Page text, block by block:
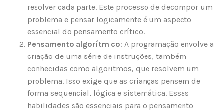
resolver cada parte. Este processo de decompor um
problema e pensar logicamente é um aspecto
essencial do pensamento crítico.
Pensamento algorítmico: A programação envolve a
criação de uma série de instruções, também
conhecidas como algoritmos, que resolvem um
problema. Isso exige que as crianças pensem de
forma sequencial, lógica e sistemática. Essas
habilidades são essenciais para o pensamento